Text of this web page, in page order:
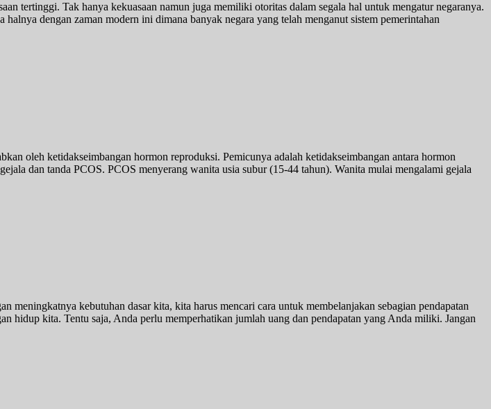
tertinggi. Tak hanya kekuasaan namun juga memiliki otoritas dalam segala hal untuk mengatur negaranya.
dengan zaman modern ini dimana banyak negara yang telah menganut sistem pemerintahan
oleh ketidakseimbangan hormon reproduksi. Pemicunya adalah ketidakseimbangan antara hormon
dan tanda PCOS. PCOS menyerang wanita usia subur (15-44 tahun). Wanita mulai mengalami gejala
meningkatnya kebutuhan dasar kita, kita harus mencari cara untuk membelanjakan sebagian pendapatan
hidup kita. Tentu saja, Anda perlu memperhatikan jumlah uang dan pendapatan yang Anda miliki. Jangan